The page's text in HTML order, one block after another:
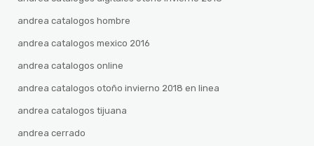
andrea catalogos hombre
andrea catalogos mexico 2016
andrea catalogos online
andrea catalogos otoño invierno 2018 en linea
andrea catalogos tijuana
andrea cerrado